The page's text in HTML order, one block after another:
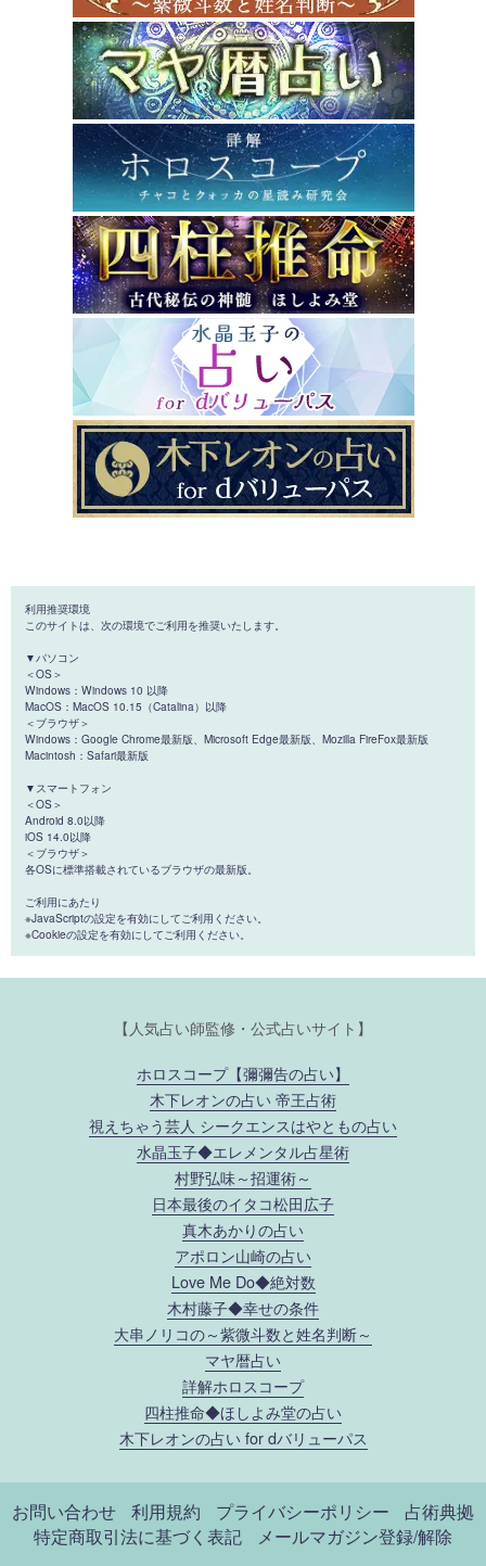
利用推奨環境
このサイトは、次の環境でご利用を推奨いたします。
▼パソコン
＜OS＞
Windows：Windows 10 以降
MacOS：MacOS 10.15（Catalina）以降
＜ブラウザ＞
Windows：Google Chrome最新版、Microsoft Edge最新版、Mozilla FireFox最新版
Macintosh：Safari最新版
▼スマートフォン
＜OS＞
Android 8.0以降
iOS 14.0以降
＜ブラウザ＞
各OSに標準搭載されているブラウザの最新版。
ご利用にあたり
※JavaScriptの設定を有効にしてご利用ください。
※Cookieの設定を有効にしてご利用ください。
【人気占い師監修・公式占いサイト】
ホロスコープ【彌彌告の占い】
木下レオンの占い 帝王占術
視えちゃう芸人 シークエンスはやともの占い
水晶玉子◆エレメンタル占星術
村野弘味～招運術～
日本最後のイタコ松田広子
真木あかりの占い
アポロン山崎の占い
Love Me Do◆絶対数
木村藤子◆幸せの条件
大串ノリコの～紫微斗数と姓名判断～
マヤ暦占い
詳解ホロスコープ
四柱推命◆ほしよみ堂の占い
木下レオンの占い for dバリューパス
お問い合わせ 利用規約 プライバシーポリシー
占術典拠
特定商取引法に基づく表記
メールマガジン登録/解除